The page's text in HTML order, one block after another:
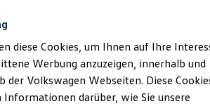
der ID. Modelle
im Winter
Geschlossen
diese Cookies, um Ihnen auf Ihre
Werbung anzuzeigen, innerhalb und
der Volkswagen Webseiten. Diese
Informationen darüber, wie Sie unsere